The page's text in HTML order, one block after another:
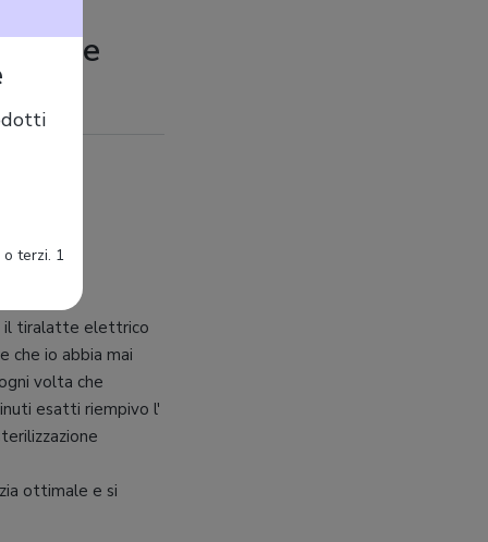
il tiralatte elettrico
che io abbia mai
volta che
esatti riempivo l'
ottimale e si
terzi. 1